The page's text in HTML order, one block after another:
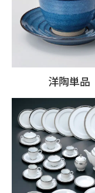
洋陶単品